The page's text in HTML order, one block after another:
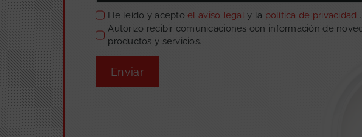
He leído y aceptoel aviso legaly la política de privacidad .
Autorizo recibir comunicaciones con información de
productos y servicios.
Enviar